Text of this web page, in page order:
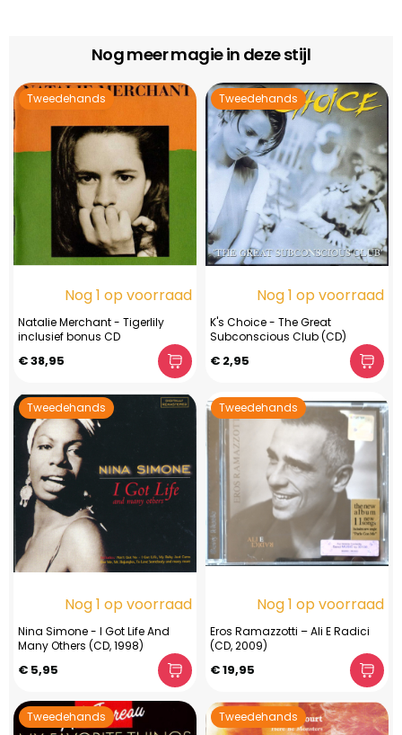
Nog meer magie in deze stijl
Tweedehands
Nog 1 op voorraad
Natalie Merchant - Tigerlily
inclusief bonus CD
€ 38,95
Tweedehands
Nog 1 op voorraad
K's Choice - The Great
Subconscious Club (CD)
€ 2,95
Tweedehands
Nog 1 op voorraad
Nina Simone - I Got Life And
Many Others (CD, 1998)
€ 5,95
Tweedehands
Nog 1 op voorraad
Eros Ramazzotti – Ali E Radici
(CD, 2009)
€ 19,95
Tweedehands Tweedehands